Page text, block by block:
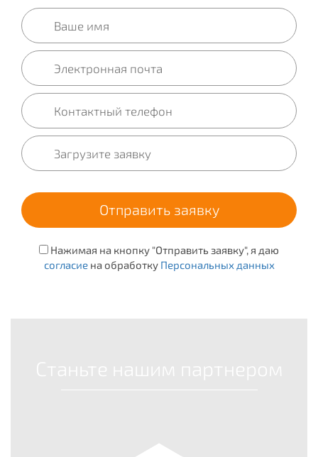
Нажимая на кнопку "Отправить заявку", я даю
согласиена обработку Персональных данных